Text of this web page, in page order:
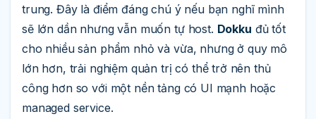
trung. Đây là điểm đáng chú ý nếu bạn nghĩ mình
sẽ lớn dần nhưng vẫn muốn tự host. Dokku đủ tốt
cho nhiều sản phẩm nhỏ và vừa, nhưng ở quy mô
lớn hơn, trải nghiệm quản trị có thể trở nên thủ
công hơn so với một nền tảng có UI mạnh hoặc
managed service.